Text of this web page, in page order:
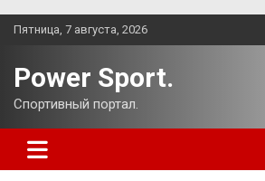
Перейти
Пятница, 7 августа, 2026
Power Sport.
Спортивный портал.